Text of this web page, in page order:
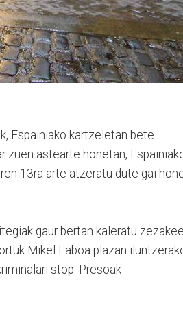
Espainiako kartzeletan bete
zuen astearte honetan,
13ra arte atzeratu dute gai
gaur bertan kaleratu
Mikel Laboa plazan
stop. Presoak